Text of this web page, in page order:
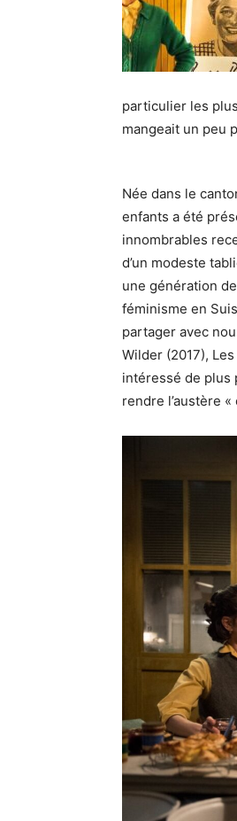
particulier les
mangeait un peu
Née dans le
enfants a été
innombrables
d’un modeste
une génération
féminisme en
partager avec
Wilder (2017),
intéressé de plus
rendre l’austère